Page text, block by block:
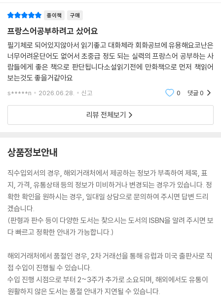
종이책 구매
프랑스어공부하려고 샀어요
필기체로 되어있지않아서 읽기좋고 대화체라 회화공브에 유용해요코난은
너무어려운단어도 없어서 초중급 정도 되는 실력의 프랑스어 공부하는 사
람들에게 좋은 책으로 판단됩니다소설읽기전에 만화책으로 먼저 책읽어
보는것도 좋을거같아요
s*****n 2026.06.28. 신고 0 댓글0
리뷰 전체보기
상품정보안내
직수입외서의 경우, 해외거래처에서 제공하는 정보가 부족하여 제목, 표
지, 가격, 유통상태 등의 정보가 미비하거나 변경되는 경우가 있습니다. 정
확한 확인을 원하시는 경우, 일대일 상담으로 문의하여 주시면 답변 드리
겠습니다.
(판형과 판수 등이 다양한 도서는 찾으시는 도서의 ISBN을 알려 주시면 보
다 빠르고 정확한 안내가 가능합니다.)
해외거래처에서 품절인 경우, 2차 거래선을 통해 유럽과 미국 출판사로 직
접 수입이 진행될 수 있습니다.
수입 진행 시점으로 부터 2~3주가 추가로 소요되며, 해외에서도 유통이
원활하지 않은 도서는 품절 안내가 지연될 수 있습니다.